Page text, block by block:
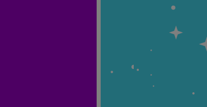
Zerówka
Klasa 2
Klasa 3